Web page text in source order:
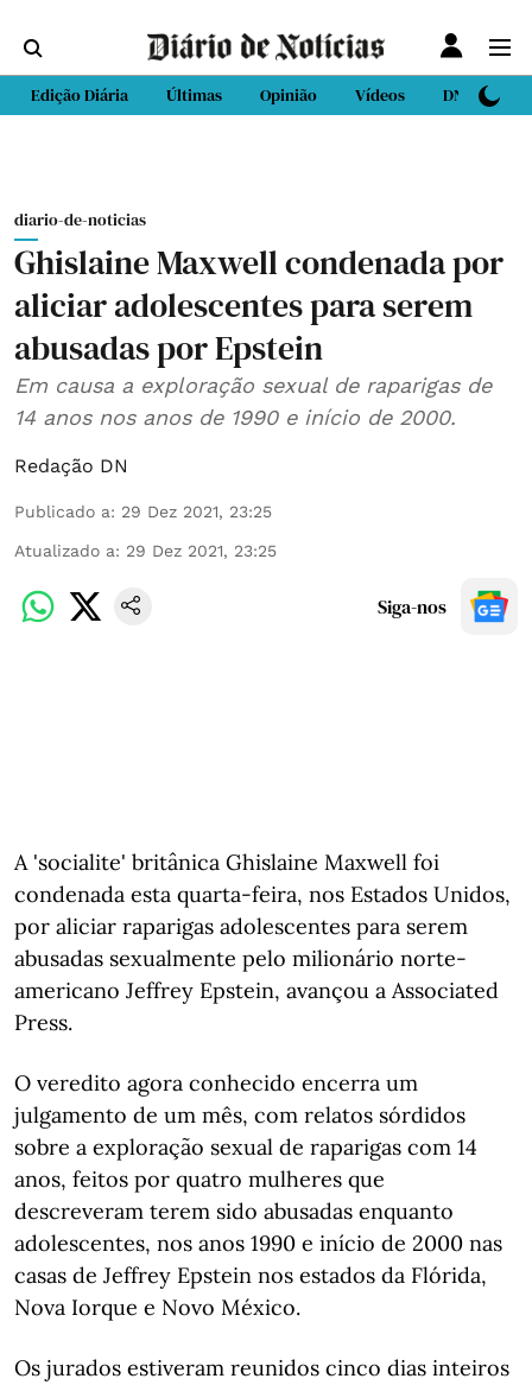
Edição Diária Últimas Opinião Vídeos DN Sport
diario-de-noticias
Ghislaine Maxwell condenada por
aliciar adolescentes para serem
abusadas por Epstein
Em causa a exploração sexual de raparigas de
14 anos nos anos de 1990 e início de 2000.
Redação DN
Publicado a: 29 Dez 2021, 23:25
Atualizado a: 29 Dez 2021, 23:25
Siga-nos
A 'socialite' britânica Ghislaine Maxwell foi
condenada esta quarta-feira, nos Estados Unidos,
por aliciar raparigas adolescentes para serem
abusadas sexualmente pelo milionário norte-
americano Jeffrey Epstein, avançou a Associated
Press.
O veredito agora conhecido encerra um
julgamento de um mês, com relatos sórdidos
sobre a exploração sexual de raparigas com 14
anos, feitos por quatro mulheres que
descreveram terem sido abusadas enquanto
adolescentes, nos anos 1990 e início de 2000 nas
casas de Jeffrey Epstein nos estados da Flórida,
Nova Iorque e Novo México.
Os jurados estiveram reunidos cinco dias inteiros